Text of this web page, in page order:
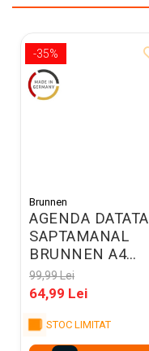
-35%
Brunnen
AGENDA DATATA
SAPTAMANAL
BRUNNEN A4
2026 SPIRA
NEGRU 78101906
99,99 Lei
64,99 Lei
STOC LIMITAT